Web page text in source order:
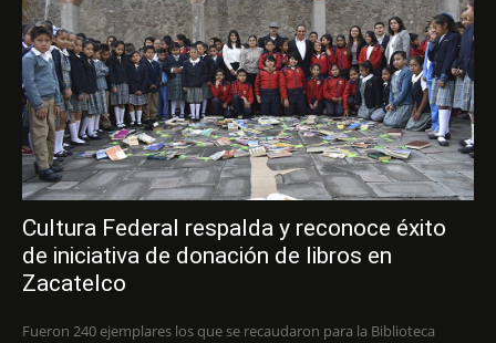
Cultura Federal respalda y reconoce éxito
de iniciativa de donación de libros en
Zacatelco
Fueron 240 ejemplares los que se recaudaron para la Biblioteca